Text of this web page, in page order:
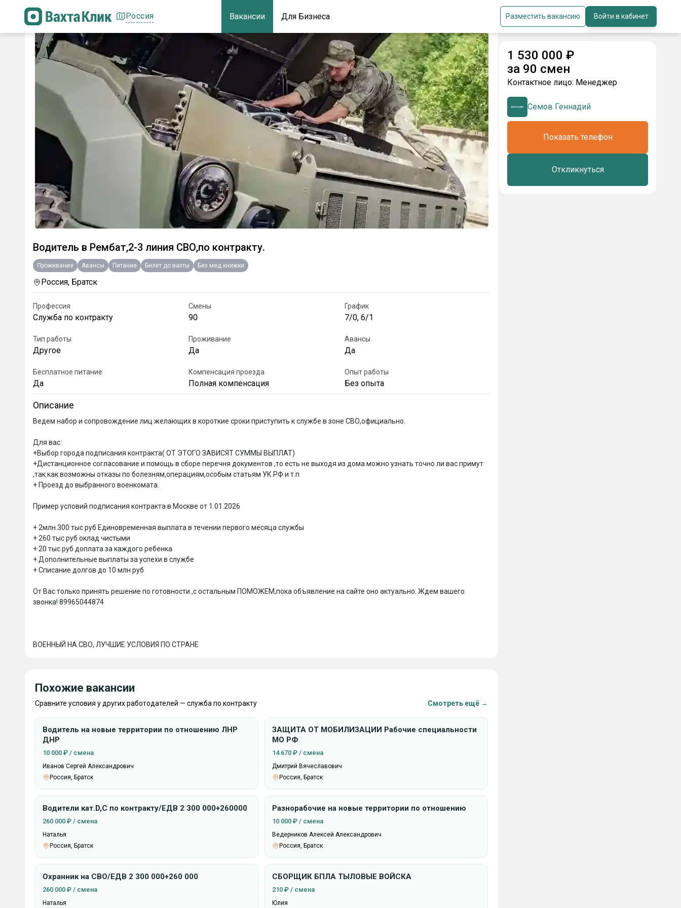
Россия Вакансии Для Бизнеса Разместить вакансию Войти в кабинет
Водитель в Рембат,2-3 линия СВО,по контракту.
Проживание Авансы Питание Билет до вахты Без мед.книжки
Россия, Братск
Профессия
Служба по контракту
Смены
90
График
7/0, 6/1
Тип работы
Другое
Проживание
Да
Авансы
Да
Бесплатное питание
Да
Компенсация проезда
Полная компенсация
Опыт работы
Без опыта
Описание
Ведем набор и сопровождение лиц желающих в короткие сроки приступить к службе в зоне СВО,официально.
Для вас:
+Выбор города подписания контракта( ОТ ЭТОГО ЗАВИСЯТ СУММЫ ВЫПЛАТ)
+Дистанционное согласование и помощь в сборе перечня документов ,то есть не выходя из дома можно узнать точно ли вас примут
,так как возможны отказы по болезням,операциям,особым статьям УК РФ и т.п
+ Проезд до выбранного военкомата.
Пример условий подписания контракта в Москве от 1.01.2026
+ 2млн.300 тыс руб Единовременная выплата в течении первого месяца службы
+ 260 тыс руб оклад чистыми
+ 20 тыс руб доплата за каждого ребенка
+ Дополнительные выплаты за успехи в службе
+ Списание долгов до 10 млн руб
От Вас только принять решение по готовности ,с остальным ПОМОЖЕМ,пока объявление на сайте оно актуально. Ждем вашего
звонка! 89965044874
ВОЕННЫЙ НА СВО, ЛУЧШИЕ УСЛОВИЯ ПО СТРАНЕ
Похожие вакансии
Сравните условия у других работодателей — служба по контракту Смотреть ещё →
Водитель на новые территории по отношению ЛНР
ДНР
10 000 ₽ / смена
Иванов Сергей Александрович
Россия, Братск
ЗАЩИТА ОТ МОБИЛИЗАЦИИ Рабочие специальности
МО РФ
14 670 ₽ / смена
Дмитрий Вячеславович
Россия, Братск
Водители кат.D,C по контракту/ЕДВ 2 300 000+260000
260 000 ₽ / смена
Наталья
Россия, Братск
Разнорабочие на новые территории по отношению
10 000 ₽ / смена
Ведерников Алексей Александрович
Россия, Братск
Охранник на СВО/ЕДВ 2 300 000+260 000
260 000 ₽ / смена
Наталья
СБОРЩИК БПЛА ТЫЛОВЫЕ ВОЙСКА
210 ₽ / смена
Юлия
1 530 000 ₽
за 90 смен
Контактное лицо: Менеджер
Семов Геннадий
Показать телефон
Откликнуться